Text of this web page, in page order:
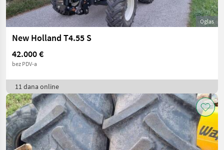
Oglas
New Holland T4.55 S
42.000 €
bez PDV-a
11 dana online